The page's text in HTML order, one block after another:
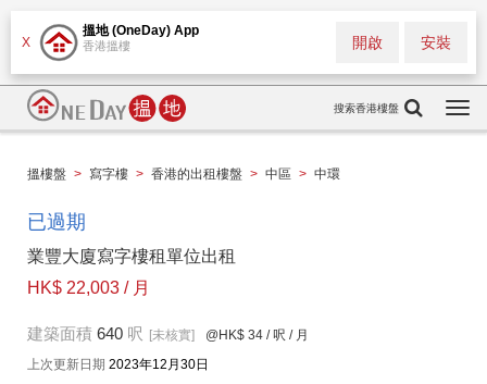
X
搵地 (OneDay) App
香港搵樓 安裝
開啟
搜索香港樓盤
搵樓盤 > 寫字樓 > 香港的出租樓盤 > 中區 > 中環
已過期
業豐大廈寫字樓租單位出租
HK$ 22,003 / 月
建築面積 640 呎 [未核實] @HK$ 34 / 呎 / 月
上次更新日期 2023年12月30日